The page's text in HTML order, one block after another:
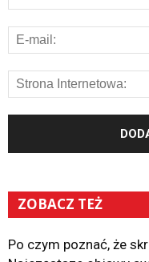
ZOBACZ TEŻ
Po czym poznać, że